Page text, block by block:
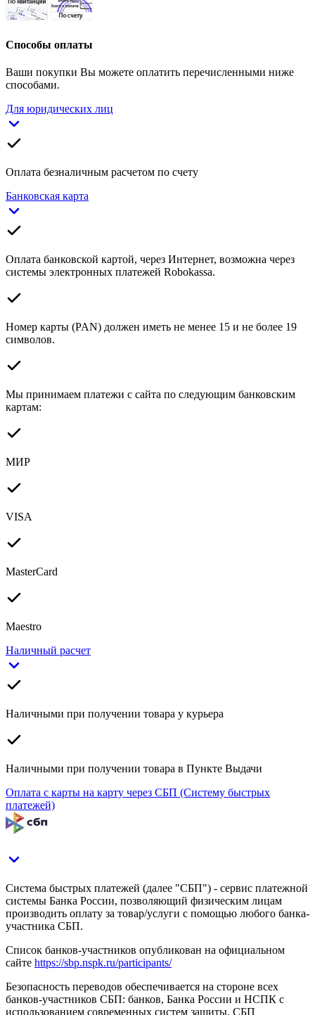
Способы оплаты
Ваши покупки Вы можете оплатить перечисленными ниже
способами.
Для юридических лиц
Оплата безналичным расчетом по счету
Банковская карта
Оплата банковской картой, через Интернет, возможна через
системы электронных платежей Robokassa.
Номер карты (PAN) должен иметь не менее 15 и не более 19
символов.
Мы принимаем платежи с сайта по следующим банковским
картам:
МИР
VISA
MasterCard
Maestro
Наличный расчет
Наличными при получении товара у курьера
Наличными при получении товара в Пункте Выдачи
Оплата с карты на карту через СБП (Систему быстрых
платежей)
Система быстрых платежей (далее "СБП") - сервис платежной
системы Банка России, позволяющий физическим лицам
производить оплату за товар/услуги с помощью любого банка-
участника СБП.
Список банков-участников опубликован на официальном
сайте https://sbp.nspk.ru/participants/
Безопасность переводов обеспечивается на стороне всех
банков-участников СБП: банков, Банка России и НСПК с
использованием современных систем защиты. СБП